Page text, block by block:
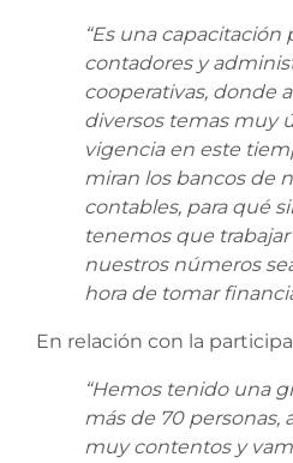
“Es una capacitación
contadores y
cooperativas, donde
diversos temas muy
vigencia en este
miran los bancos de
contables, para qué
tenemos que
nuestros números
hora de tomar
En relación con la
“Hemos tenido una
más de 70 personas,
muy contentos y